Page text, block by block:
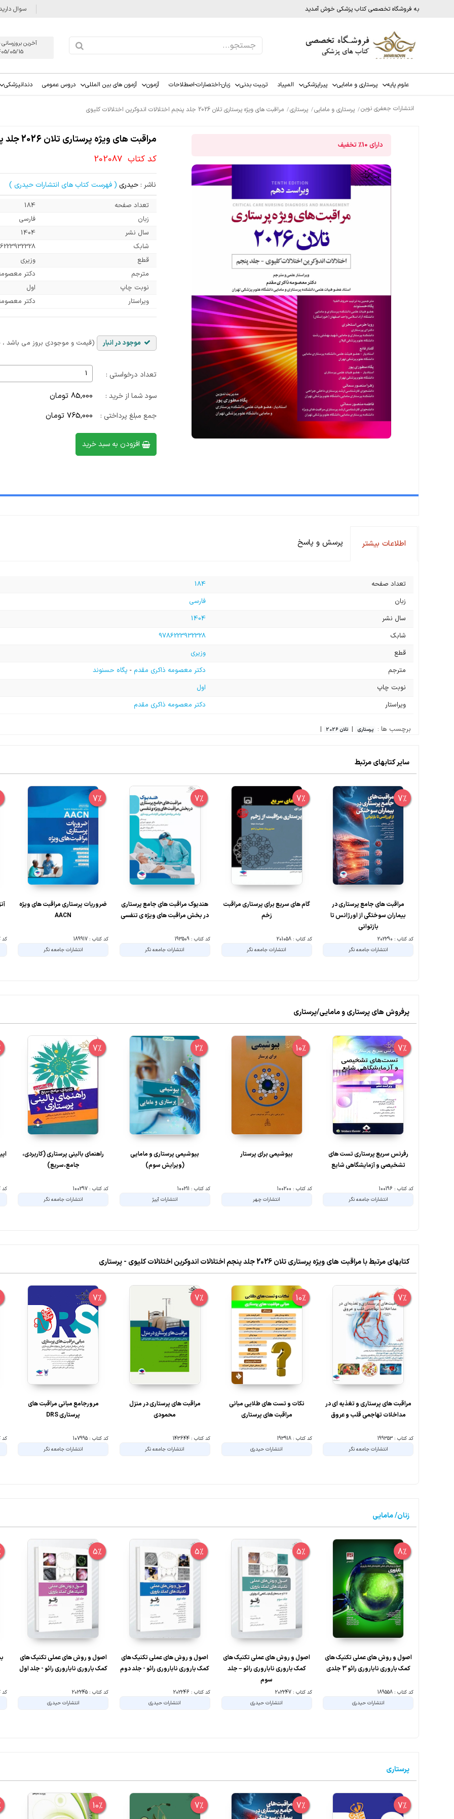
به فروشگاه تخصصی کتاب پزشکی خوش آمدید سوال
آخرین
05/15
علوم پایه پرستاری و مامایی پیراپزشکی المپیاد تربیت بدنی زبان-اختصارات-اصطلاحات آزمون آزمون های بین المللی دروس عمومی دندانپزشکی
انتشارات جعفری نوین پرستاری و مامایی پرستاری مراقبت های ویژه پرستاری تلان 2026 جلد پنجم اختلالات اندوکرین اختلالات کلیوی
دارای 10% تخفیف مراقبت های ویژه پرستاری تلان 2026 جلد پنجم اختلالات اندوکرین اختلالات کلیوی
کد کتاب 202087
ناشر : حیدری ( فهرست کتاب های انتشارات حیدری )
تعداد صفحه
184
زبان
فارسی
سال نشر
1404
شابک
قطع
وزیری
مترجم
دکتر
نوبت چاپ
اول
ویراستار
دکتر
موجود در انبار (قیمت و موجودی بروز می باشد ،
تعداد درخواستی :
سود شما از خرید :
85,000 تومان
جمع مبلغ پرداختی : 765,000 تومان
افزودن به سبد خرید
اطلاعات بیشتر پرسش و پاسخ
تعداد صفحه
184
زبان
فارسی
سال نشر
1404
شابک
9786223932328
قطع
وزیری
مترجم
دکتر معصومه ذاکری مقدم - پگاه حسنوند
نوبت چاپ
اول
ویراستار
دکتر معصومه ذاکری مقدم
برچسب ها : پرستاری | تلان 2026 |
سایر کتابهای مرتبط
7%
مراقبت های جامع پرستاری در
بیماران سوختگی از اورژانس تا
بازتوانی
کد کتاب : 202290
انتشارات جامعه نگر
7%
گام های سریع برای پرستاری مراقبت
زخم
کد کتاب : 201058
انتشارات جامعه نگر
7%
هندبوک مراقبت های جامع پرستاری
در بخش مراقبت های ویژه ی تنفسی
کد کتاب : 193509
انتشارات جامعه نگر
7%
ضروریات پرستاری مراقبت های ویژه
AACN
کد کتاب : 189917
انتشارات جامعه نگر
کد
پرفروش های پرستاری و مامایی/پرستاری
7%
رفرنس سریع پرستاری تست های
تشخیصی و آزمایشگاهی شایع
کد کتاب : 100196
انتشارات جامعه نگر
10%
بیوشیمی برای پرستار
کد کتاب : 100200
انتشارات چهر
2%
بیوشیمی پرستاری و مامایی
(ویرایش سوم)
کد کتاب : 100211
انتشارات آییژ
7%
راهنمای بالینی پرستاری (کاربردی،
جامع،سریع)
کد کتاب : 100297
انتشارات جامعه نگر
کد
کتابهای مرتبط با مراقبت های ویژه پرستاری تلان 2026 جلد پنجم اختلالات اندوکرین اختلالات کلیوی - پرستاری
7%
مراقبت های پرستاری و تغذیه ای در
مداخلات تهاجمی قلب و عروق
کد کتاب : 199353
انتشارات جامعه نگر
10%
نکات و تست های طلایی مبانی
مراقبت های پرستاری
کد کتاب : 193918
انتشارات حیدری
7%
مراقبت های پرستاری در منزل
محمودی
کد کتاب : 143644
انتشارات جامعه نگر
7%
مرورجامع مبانی مراقبت های
پرستاری DRS
کد کتاب : 107995
انتشارات جامعه نگر
کد
زنان/ مامایی
8%
اصول و روش های عملی تکنیک های
کمک باروری ناباروری رائو 3 جلدی
کد کتاب : 189558
انتشارات حیدری
5%
اصول و روش های عملی تکنیک های
کمک باروری ناباروری رائو – جلد
سوم
کد کتاب : 202247
انتشارات حیدری
5%
اصول و روش های عملی تکنیک های
کمک باروری ناباروری رائو - جلد دوم
کد کتاب : 202246
انتشارات حیدری
5%
اصول و روش های عملی تکنیک های
کمک باروری ناباروری رائو - جلد اول
کد کتاب : 202245
انتشارات حیدری
کد
پرستاری
7%
7%
7%
10%